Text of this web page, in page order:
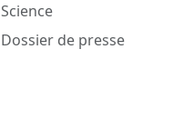
Science
Dossier de presse